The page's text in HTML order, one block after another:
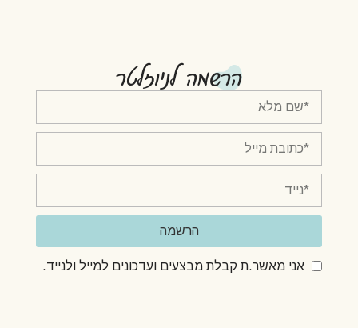
הרשמה לניוזלטר
אני מאשר.ת קבלת מבצעים ועדכונים למייל ולנייד.
הרשמה